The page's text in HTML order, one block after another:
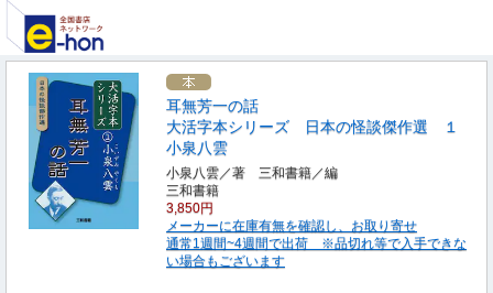
耳無芳一の話
大活字本シリーズ 日本の怪談傑作選 １
小泉八雲
小泉八雲／著 三和書籍／編
三和書籍
3,850円
メーカーに在庫有無を確認し、お取り寄せ
通常1週間~4週間で出荷 ※品切れ等で入手できな
い場合もございます